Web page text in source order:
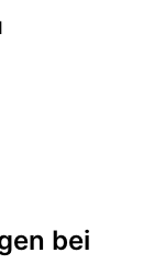
bei